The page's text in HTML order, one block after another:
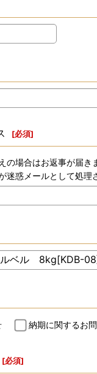
[必須]
の場合はお返事が届き
迷惑メールとして処
納期に関するお
[必須]